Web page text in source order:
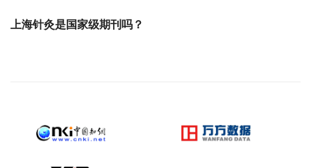
上海针灸是国家级期刊吗？